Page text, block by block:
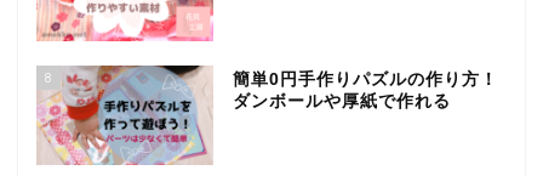
8
簡単0円手作りパズルの作り方！
ダンボールや厚紙で作れる